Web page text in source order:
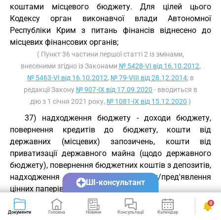
коштами місцевого бюджету. Для цілей цього
Кодексу орган виконавчої влади Автономної
Республіки Крим з питань фінансів віднесено до
місцевих фінансових органів;
( Пункт 36 частини першої статті 2 із змінами,
внесеними згідно із Законами № 5428-VI від 16.10.2012,
№ 5463-VI від 16.10.2012, № 79-VIII від 28.12.2014; в
редакції Закону № 907-IX від 17.09.2020 - вводиться в
дію з 1 січня 2021 року, № 1081-IX від 15.12.2020 )
37) надходження бюджету - доходи бюджету,
повернення кредитів до бюджету, кошти від
державних (місцевих) запозичень, кошти від
приватизації державного майна (щодо державного
бюджету), повернення бюджетних коштів з депозитів,
надходження внаслідок продажу/пред'явлення
цінних паперів;
37-1) обслуговування державного (місцевого)
боргу - операції щодо здійснення плати за
Документи Головна Новини Консультації Календар Сервіси
0
ШІ-консультант